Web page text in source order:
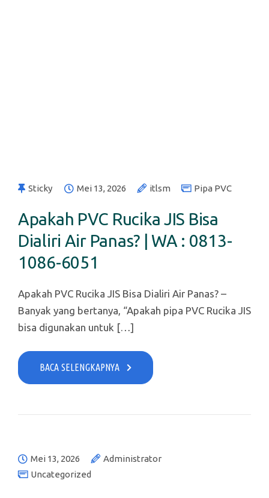
Sticky Mei 13, 2026 itlsm Pipa PVC
Apakah PVC Rucika JIS Bisa
Dialiri Air Panas? | WA : 0813-
1086-6051
Apakah PVC Rucika JIS Bisa Dialiri Air Panas? –
Banyak yang bertanya, “Apakah pipa PVC Rucika JIS
bisa digunakan untuk […]
BACA SELENGKAPNYA
Mei 13, 2026
Administrator
Uncategorized